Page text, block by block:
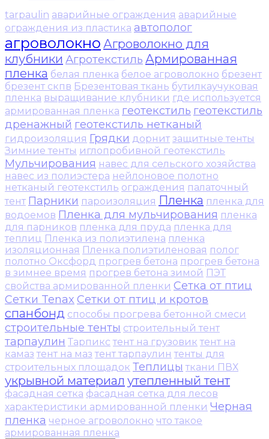
tarpaulin аварийные ограждения аварийные
ограждения из пластика автополог
агроволокно Агроволокно для
клубники Агротекстиль Армированная
пленка белая пленка белое агроволокно брезент
брезент скпв Брезентовая ткань бутилкаучуковая
пленка выращивание клубники где используется
армированная пленка геотекстиль геотекстиль
дренажный геотекстиль нетканый
гидроизоляция Грядки дорнит защитные тенты
Зимние тенты иглопробивной геотекстиль
Мульчирования навес для сельского хозяйства
навес из полиэстера нейлоновое полотно
нетканый геотекстиль ограждения палаточный
тент Парники пароизоляция Пленка пленка для
водоемов Пленка для мульчирования пленка
для парников пленка для пруда пленка для
теплиц Пленка из полиэтилена пленка
изоляционная Пленка полиэтиленовая полог
полотно Оксфорд прогрев бетона прогрев бетона
в зимнее время прогрев бетона зимой ПЭТ
свойства армированной пленки Сетка от птиц
Сетки Tenax Сетки от птиц и кротов
спанбонд способы прогрева бетонной смеси
строительные тенты строительный тент
тарпаулин Тарпикс тент на грузовик тент на
камаз тент на маз тент тарпаулин тенты для
строительных площадок Теплицы ткани ПВХ
укрывной материал утепленный тент
фасадная сетка фасадная сетка для лесов
характеристики армированной пленки Черная
пленка черное агроволокно что такое
армированная пленка